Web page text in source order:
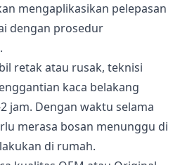
mengaplikasikan pelepasan
dengan prosedur
retak atau rusak, teknisi
kaca belakang
jam. Dengan waktu selama
merasa bosan menunggu di
di rumah.